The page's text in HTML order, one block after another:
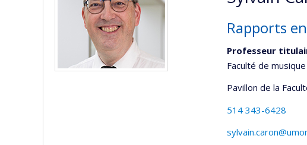
Rapports
Professeur
Faculté de musique
Pavillon de la
514 343-6428